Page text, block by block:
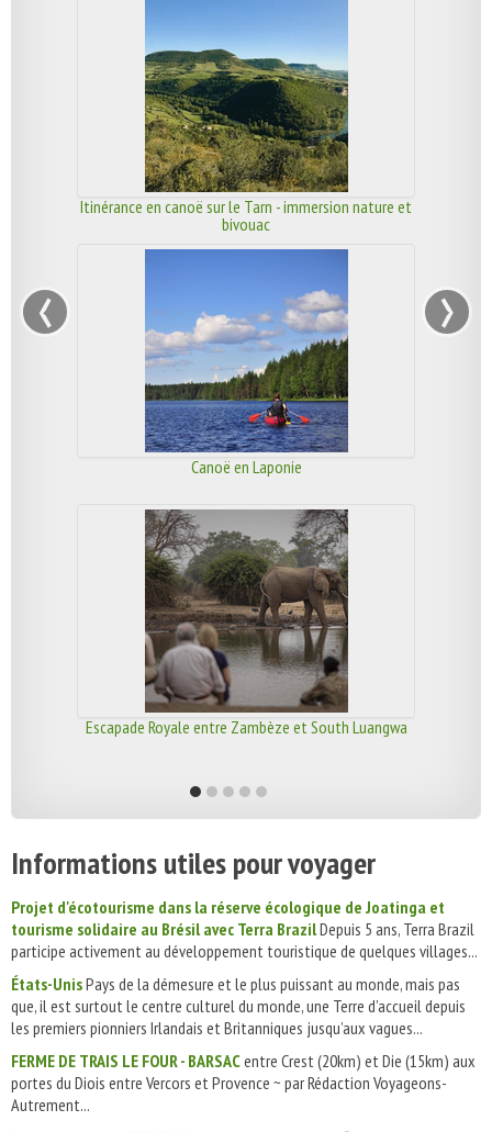
Itinérance en canoë sur le Tarn - immersion nature et
bivouac
Canoë en Laponie
Escapade Royale entre Zambèze et South Luangwa
‹ ›
Informations utiles pour voyager
Projet d'écotourisme dans la réserve écologique de Joatinga et
tourisme solidaire au Brésil avec Terra BrazilDepuis 5 ans, Terra Brazil
participe activement au développement touristique de quelques villages...
États-UnisPays de la démesure et le plus puissant au monde, mais pas
que, il est surtout le centre culturel du monde, une Terre d’accueil depuis
les premiers pionniers Irlandais et Britanniques jusqu’aux vagues...
FERME DE TRAIS LE FOUR - BARSACentre Crest (20km) et Die (15km) aux
portes du Diois entre Vercors et Provence ~ par Rédaction Voyageons-
Autrement...